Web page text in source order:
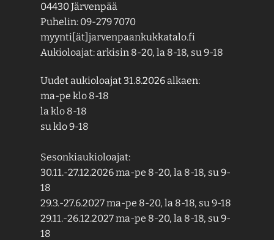
04430 Järvenpää
Puhelin: 09-279 7070
myynti[ät]jarvenpaankukkatalo.fi
Aukioloajat: arkisin 8-20, la 8-18, su 9-18
Uudet aukioloajat 31.8.2026 alkaen:
ma-pe klo 8-18
la klo 8-18
su klo 9-18
Sesonkiaukioloajat:
30.11.-27.12.2026 ma-pe 8-20, la 8-18, su 9-
18
29.3.-27.6.2027 ma-pe 8-20, la 8-18, su 9-18
29.11.-26.12.2027 ma-pe 8-20, la 8-18, su 9-
18